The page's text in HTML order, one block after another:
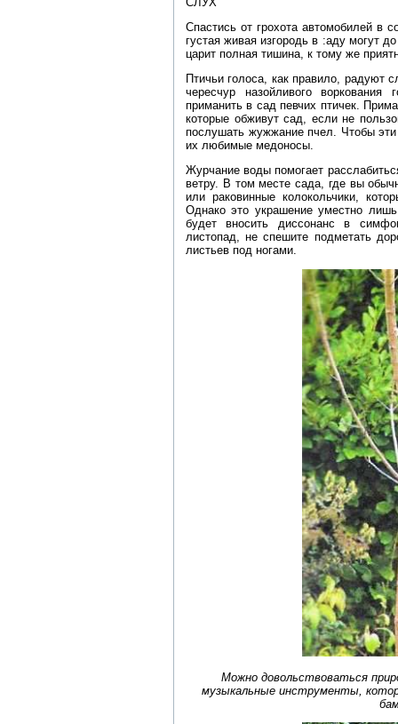
Спастись от грохота автомобилей в
густая живая изгородь в :аду могут
царит полная тишина, к тому же
Птичьи голоса, как правило, радуют
чересчур назойливого
приманить в сад певчих птичек.
которые обживут сад, если не
послушать жужжание пчел. Чтобы
их любимые медоносы.
Журчание воды помогает
ветру. В том месте сада, где вы
или раковинные колокольчики,
Однако это украшение уместно
будет вносить диссонанс в
листопад, не спешите подметать
листьев под ногами.
Можно довольствоваться
музыкальные инструменты,